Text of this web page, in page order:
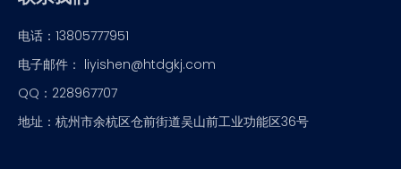
电话：13805777951
电子邮件： liyishen@htdgkj.com
QQ：228967707
地址：杭州市余杭区仓前街道吴山前工业功能区36号